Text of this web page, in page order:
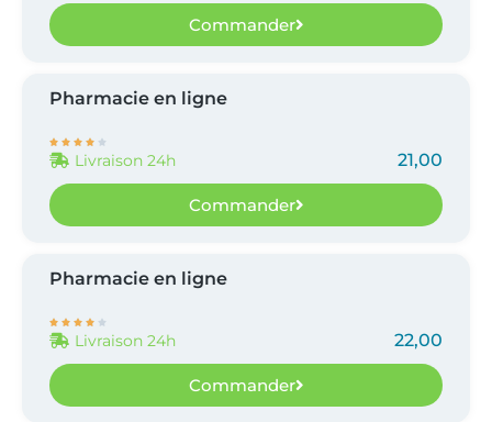
Commander
Pharmacie en ligne
    
Livraison 24h 21,00
Commander
Pharmacie en ligne
    
Livraison 24h 22,00
Commander